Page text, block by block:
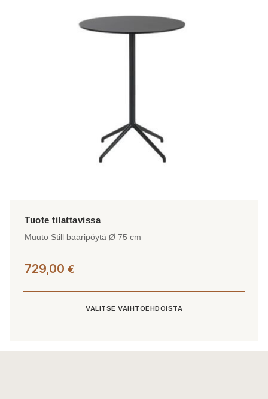
Muuto Still baaripöytä Ø 75 cm
729,00 €
VALITSE VAIHTOEHDOISTA